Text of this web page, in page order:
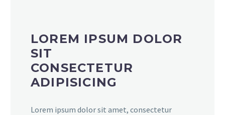
LOREM IPSUM DOLOR
SIT
CONSECTETUR
ADIPISICING
Lorem ipsum dolor sit amet, consectetur